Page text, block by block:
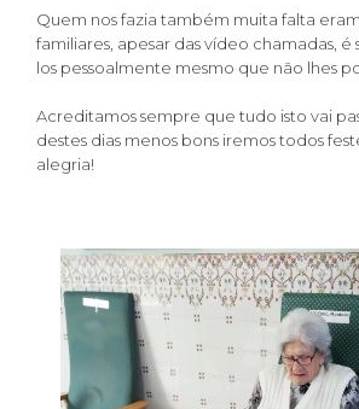
Quem nos fazia também muita falta eram
familiares, apesar das vídeo chamadas,
los pessoalmente mesmo que não lhes
Acreditamos sempre que tudo isto vai
destes dias menos bons iremos todos
alegria!